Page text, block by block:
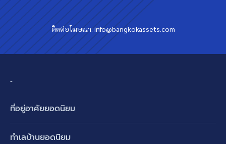
ติดต่อโฆษณา:info@bangkokassets.com
-
ที่อยู่อาศัยยอดนิยม
ทำเลบ้านยอดนิยม